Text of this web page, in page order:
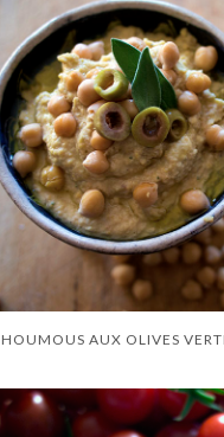
HOUMOUS AUX OLIVES